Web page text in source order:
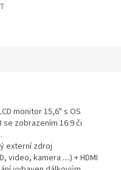
monitor 15,6" s OS
se zobrazením 16:9 či
externí zdroj
video, kamera ....) + HDMI